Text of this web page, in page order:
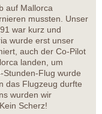
auf Mallorca
mussten. Unser
war kurz und
wurde erst unser
auch der Co-Pilot
landen, um
Stunden-Flug wurde
das Flugzeug durfte
wurden wir
Scherz!